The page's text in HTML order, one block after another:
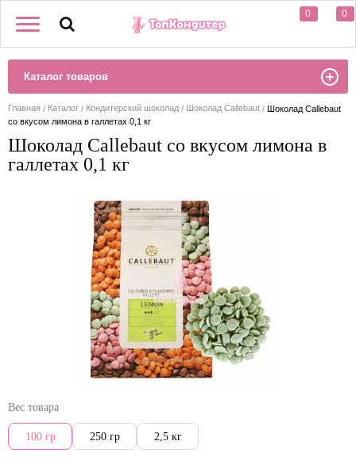
0 0
Каталог товаров
Главная Каталог Кондитерский шоколад Шоколад Callebaut
Шоколад Callebaut
со вкусом лимона в галлетах 0,1 кг
Шоколад Callebaut со вкусом лимона в
галлетах 0,1 кг
Вес товара
100 гр 250 гр 2,5 кг